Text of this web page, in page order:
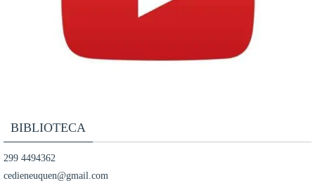
BIBLIOTECA
299 4494362
cedieneuquen@gmail.com